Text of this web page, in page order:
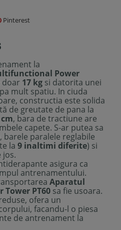
Pinterest
la
Power
doar 17 kg si datorita unei
mult spatiu. In ciuda
constructia este solida
de greutate de pana la
, bara de tractiune are
capete. S-ar putea sa
barele paralele reglabile
la 9 inaltimi diferite) si
jos.
asigura ca
antrenamentului.
Aparatul
PT60 sa fie usoara.
ofera un
facandu-l o piesa
de antrenament la